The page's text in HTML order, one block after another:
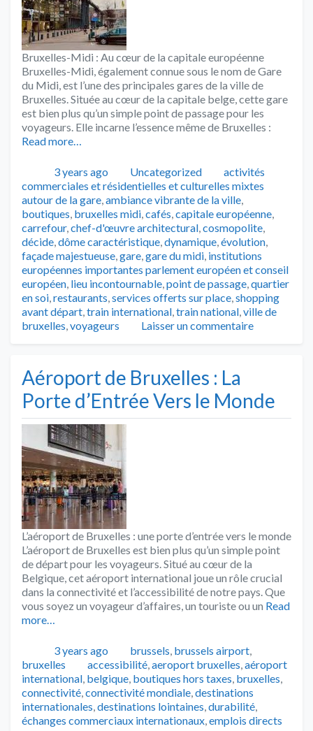
Bruxelles-Midi : Au cœur de la capitale européenne
Bruxelles-Midi, également connue sous le nom de Gare
du Midi, est l’une des principales gares de la ville de
Bruxelles. Située au cœur de la capitale belge, cette gare
est bien plus qu’un simple point de passage pour les
voyageurs. Elle incarne l’essence même de Bruxelles :
Read more…
Publié3 years ago Catégories
Uncategorized Tags
activités
commerciales et résidentielles et culturelles mixtes
autour de la gare,ambiance vibrante de la ville,
boutiques, bruxelles midi,cafés,capitale européenne,
carrefour,chef-d'œuvre architectural,cosmopolite,
décide,dôme caractéristique,dynamique,évolution,
façade majestueuse,gare,gare du midi, institutions
européennes importantes parlement européen et conseil
européen, lieu incontournable,point de passage,quartier
en soi,restaurants,services offerts sur place,shopping
avant départ,train international,train national,ville de
bruxelles,voyageurs Laisser un commentaire
Aéroport de Bruxelles : La
Porte d’Entrée Vers le Monde
L’aéroport de Bruxelles : une porte d’entrée vers le monde
L’aéroport de Bruxelles est bien plus qu’un simple point
de départ pour les voyageurs. Situé au cœur de la
Belgique, cet aéroport international joue un rôle crucial
dans la connectivité et l’accessibilité de notre pays. Que
vous soyez un voyageur d’affaires, un touriste ou un Read
more…
Publié3 years ago Catégories
brussels, brussels airport,
bruxelles
Tags
accessibilité,aeroport bruxelles,aéroport
international, belgique, boutiques hors taxes, bruxelles,
connectivité,connectivité mondiale,destinations
internationales,destinations lointaines,durabilité,
échanges commerciaux internationaux,emplois directs